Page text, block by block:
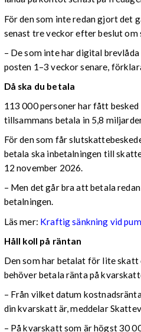
För den som inte redan gjort det
senast tre veckor efter beslut
– De som inte har digital
posten 1–3 veckor senare,
Då ska du betala
113 000 personer har fått
tillsammans betala in 5,8
För den som får
betala ska inbetalningen till
12 november 2026.
– Men det går bra att betala
betalningen.
Läs mer: Kraftig sänkning vid
Håll koll på räntan
Den som har betalat för lite
behöver betala ränta på
– Från vilket datum
din kvarskatt är, meddelar
– På kvarskatt som är högst 30